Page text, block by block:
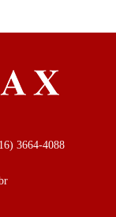
3664-4088